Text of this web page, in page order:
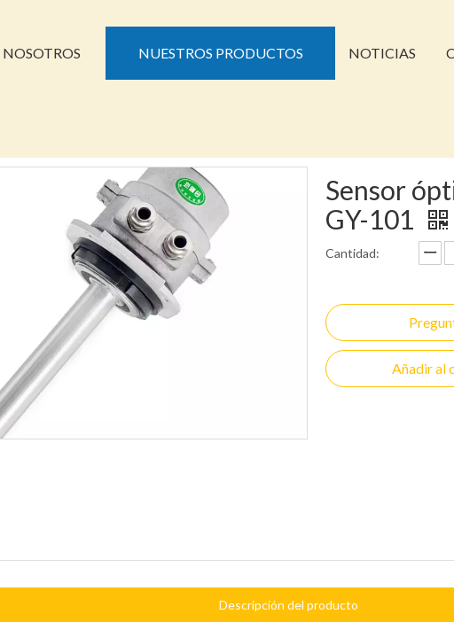
NOSOTROS NUESTROS PRODUCTOS NOTICIAS
Sensor
GY-101
Cantidad:
Añadir al
Descripción del producto